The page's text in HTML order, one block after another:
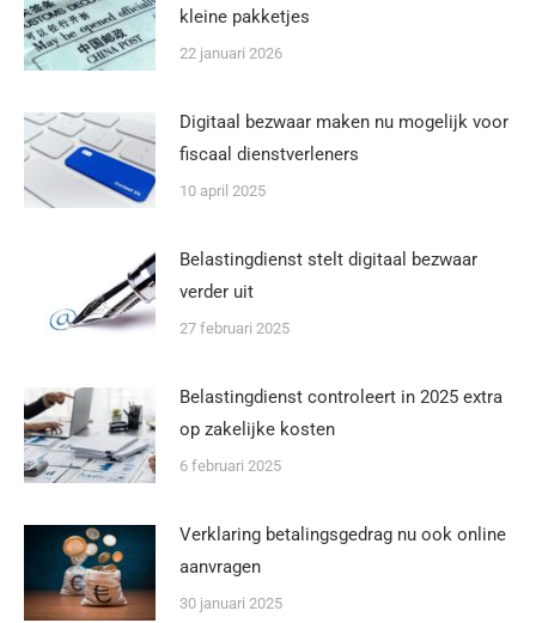
kleine pakketjes
22 januari 2026
Digitaal bezwaar maken nu mogelijk voor
fiscaal dienstverleners
10 april 2025
Belastingdienst stelt digitaal bezwaar
verder uit
27 februari 2025
Belastingdienst controleert in 2025 extra
op zakelijke kosten
6 februari 2025
Verklaring betalingsgedrag nu ook online
aanvragen
30 januari 2025